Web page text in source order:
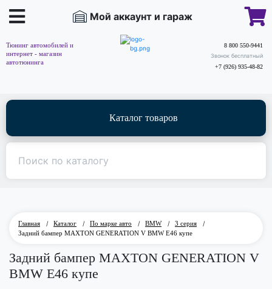
Мой аккаунт и гараж
Тюнинг автомобилей и
интернет - магазин
автотюнинга
8 800 550-9441
Звонок бесплатный
+7 (926) 935-48-82
Каталог товаров
Главная / Каталог / По марке авто / BMW / 3 серия
/
Задний бампер MAXTON GENERATION V BMW E46 купе
Задний бампер MAXTON GENERATION V
BMW E46 купе